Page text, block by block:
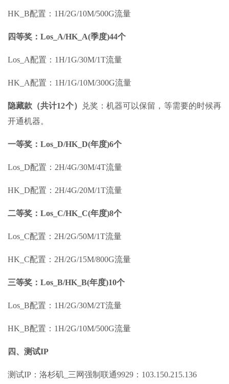
HK_B配置：1H/2G/10M/500G流量
四等奖：Los_A/HK_A(季度)44个
Los_A配置：1H/1G/30M/1T流量
HK_A配置：1H/1G/10M/300G流量
隐藏款（共计12个）
兑奖：机器可以保留，等需要的时候再
开通机器。
一等奖：Los_D/HK_D(年度)6个
Los_D配置：2H/4G/30M/4T流量
HK_D配置：2H/4G/20M/1T流量
二等奖：Los_C/HK_C(年度)8个
Los_C配置：2H/2G/50M/1T流量
HK_C配置：2H/2G/15M/800G流量
三等奖：Los_B/HK_B(年度)10个
Los_B配置：1H/2G/30M/2T流量
HK_B配置：1H/2G/10M/500G流量
四、测试IP
测试IP：洛杉矶_三网强制联通9929：103.150.215.136